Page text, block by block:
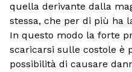
quella derivante dalla
stessa, che per di più ha
In questo modo la forte
scaricarsi sulle costole è
possibilità di causare